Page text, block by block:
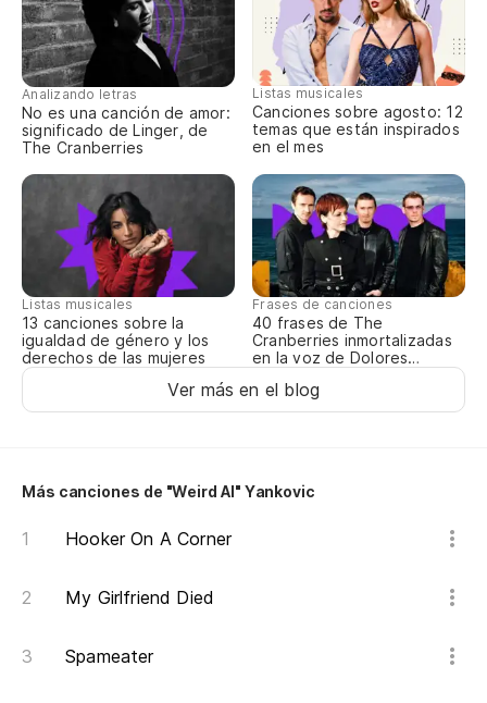
Analizando letras
No es una canción de amor:
significado de Linger, de
The Cranberries
Listas musicales
Canciones sobre agosto: 12
temas que están inspirados
en el mes
Listas musicales
13 canciones sobre la
igualdad de género y los
derechos de las mujeres
Frases de canciones
40 frases de The
Cranberries inmortalizadas
en la voz de Dolores
Ver más en el blog
Más canciones de "Weird Al" Yankovic
Hooker On A Corner
My Girlfriend Died
Spameater